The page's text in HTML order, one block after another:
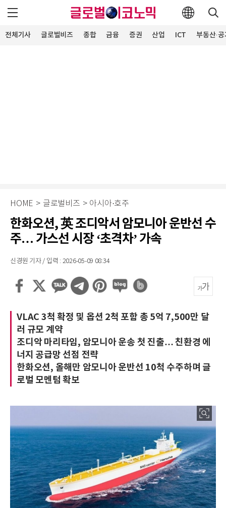
전체기사 글로벌비즈 종합 금융 증권 산업 ICT 부동산·
HOME > 글로벌비즈 > 아시아·호주
한화오션, 英 조디악서 암모니아 운반선 수
주… 가스선 시장 ‘초격차’ 가속
신경원 기자 / 입력 : 2026-05-09 08:34
VLAC 3척 확정 및 옵션 2척 포함 총 5억 7,500만 달
러 규모 계약
조디악 마리타임, 암모니아 운송 첫 진출… 친환경 에
너지 공급망 선점 전략
한화오션, 올해만 암모니아 운반선 10척 수주하며 글
로벌 모멘텀 확보